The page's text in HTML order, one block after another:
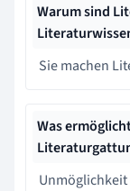
Warum sind
Sie machen
Was
Unmöglichkeit